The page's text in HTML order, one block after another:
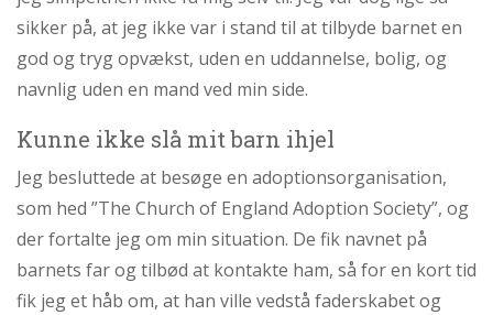
sikker på, at jeg ikke var i stand til at tilbyde barnet en
god og tryg opvækst, uden en uddannelse, bolig, og
navnlig uden en mand ved min side.
Kunne ikke slå mit barn ihjel
Jeg besluttede at besøge en adoptionsorganisation,
som hed ”The Church of England Adoption Society”, og
der fortalte jeg om min situation. De fik navnet på
barnets far og tilbød at kontakte ham, så for en kort tid
fik jeg et håb om, at han ville vedstå faderskabet og